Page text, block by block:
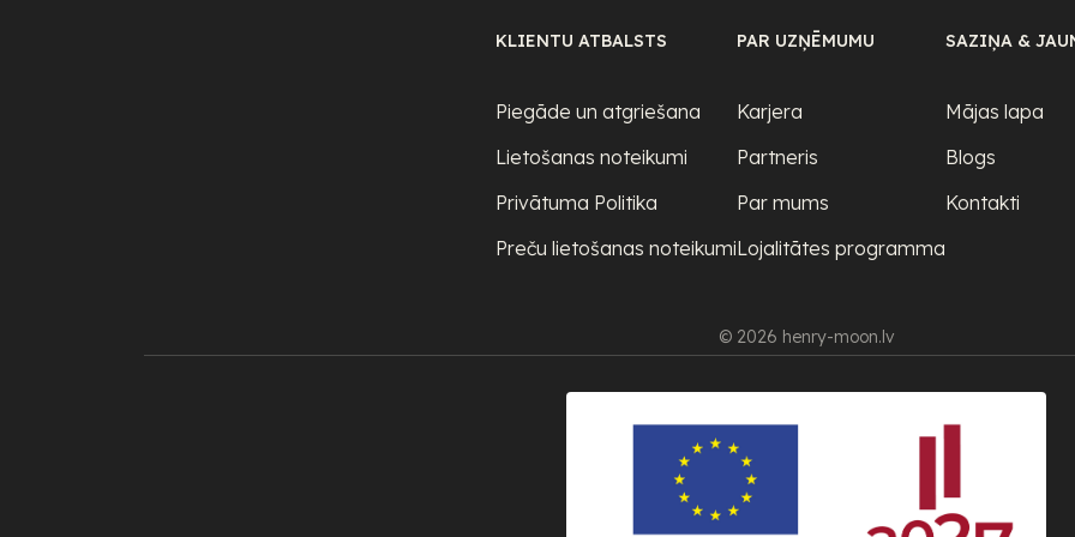
KLIENTU ATBALSTS
Piegāde un atgriešana
Lietošanas noteikumi
Privātuma Politika
Preču lietošanas noteikumi
PAR UZŅĒMUMU
Karjera
Partneris
Par mums
Lojalitātes programma
SAZIŅA &
Mājas lapa
Blogs
Kontakti
© 2026 henry-moon.lv